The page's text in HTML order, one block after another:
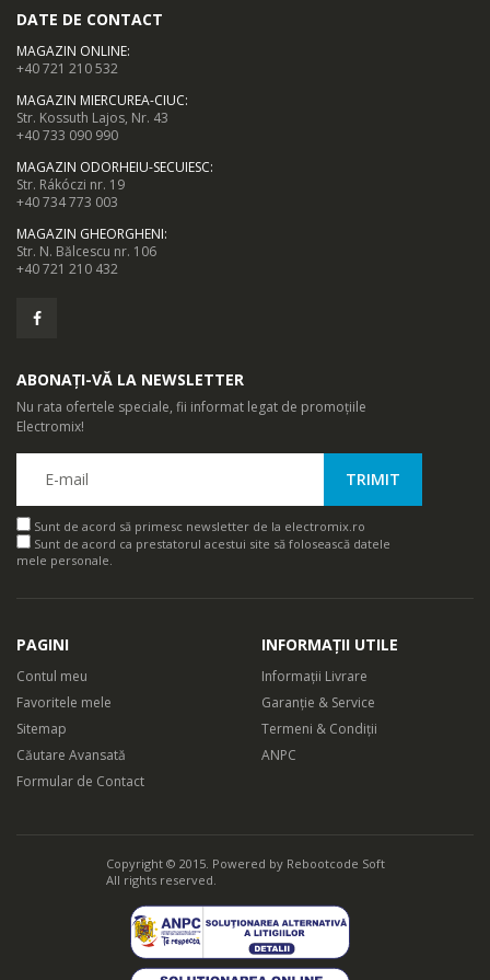
DATE DE CONTACT
MAGAZIN ONLINE:
+40 721 210 532
MAGAZIN MIERCUREA-CIUC:
Str. Kossuth Lajos, Nr. 43
+40 733 090 990
MAGAZIN ODORHEIU-SECUIESC:
Str. Rákóczi nr. 19
+40 734 773 003
MAGAZIN GHEORGHENI:
Str. N. Bălcescu nr. 106
+40 721 210 432
ABONAȚI-VĂ LA NEWSLETTER
Nu rata ofertele speciale, fii informat legat de promoțiile
Electromix!
Sunt de acord să primesc newsletter de la electromix.ro
Sunt de acord ca prestatorul acestui site să folosească datele
mele personale.
PAGINI
Contul meu
Favoritele mele
Sitemap
Căutare Avansată
Formular de Contact
INFORMAȚII UTILE
Informații Livrare
Garanție & Service
Termeni & Condiții
ANPC
Copyright © 2015. Powered by Rebootcode Soft
All rights reserved.